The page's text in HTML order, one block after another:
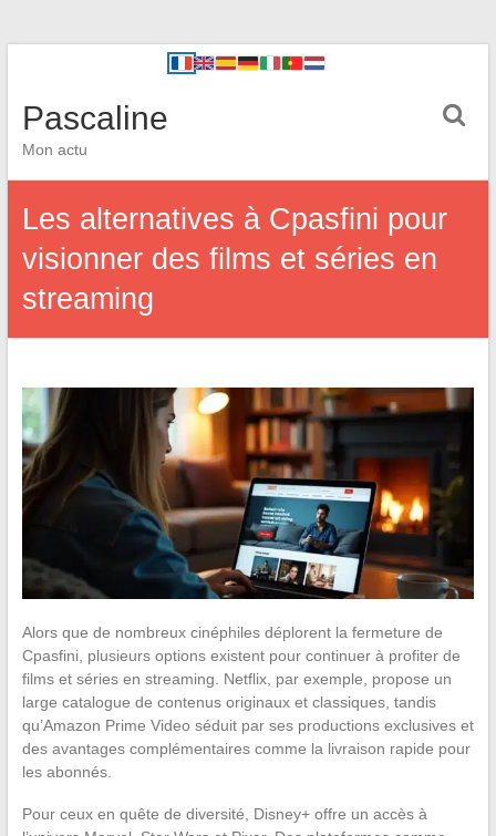
Pascaline
Mon actu
Les alternatives à Cpasfini pour
visionner des films et séries en
streaming
Alors que de nombreux cinéphiles déplorent la fermeture de
Cpasfini, plusieurs options existent pour continuer à profiter de
films et séries en streaming. Netflix, par exemple, propose un
large catalogue de contenus originaux et classiques, tandis
qu’Amazon Prime Video séduit par ses productions exclusives et
des avantages complémentaires comme la livraison rapide pour
les abonnés.
Pour ceux en quête de diversité, Disney+ offre un accès à